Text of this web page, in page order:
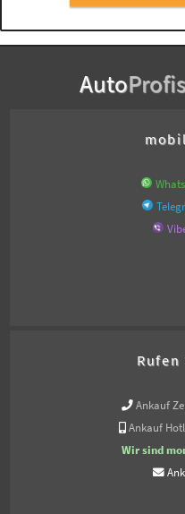
AutoProfis
Rufen
Ankauf
Ankauf
Wir sind